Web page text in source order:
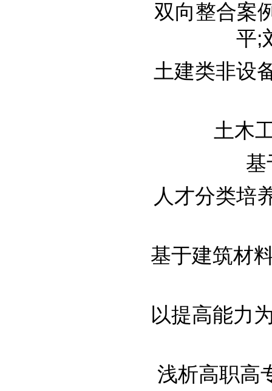
双向整合案
平;
土建类非设
土木
基
人才分类培
基于建筑材
以提高能力
浅析高职高